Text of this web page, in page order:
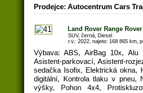
Prodejce: Autocentrum Cars
Land Rover Range
SUV, černá, Diesel
r.v.: 2022, najeto: 168 865 km,
Výbava: ABS, AirBag 10x, Alu
Asistent-parkovací, Asistent-
sedačka Isofix, Elektrická okna,
digitální, Kontrola tlaku v pneu,
výšky, Pohon 4x4,